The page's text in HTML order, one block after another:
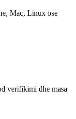
Mac, Linux ose
verifikimi dhe masa